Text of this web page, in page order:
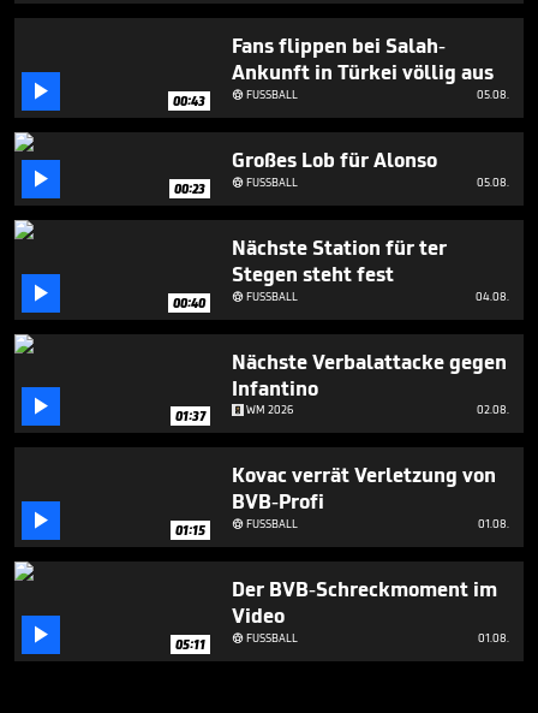
 00:43
Fans flippen bei Salah-
Ankunft in Türkei völlig aus
FUSSBALL 05.08.
 00:23
Großes Lob für Alonso
FUSSBALL 05.08.
 00:40
Nächste Station für ter
Stegen steht fest
FUSSBALL 04.08.
 01:37
Nächste Verbalattacke gegen
Infantino
WM 2026 02.08.
 01:15
Kovac verrät Verletzung von
BVB-Profi
FUSSBALL 01.08.
 05:11
Der BVB-Schreckmoment im
Video
FUSSBALL 01.08.